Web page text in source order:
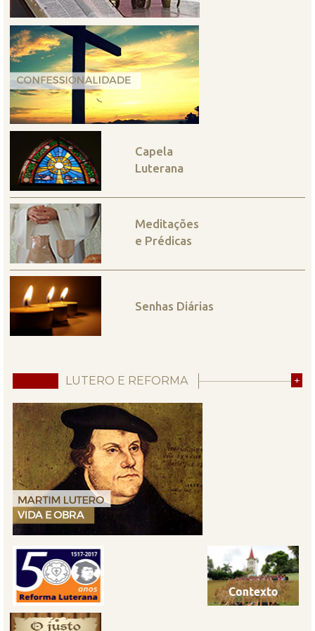
Capela
Luterana
Meditações
e Prédicas
Senhas Diárias
LUTERO E REFORMA +